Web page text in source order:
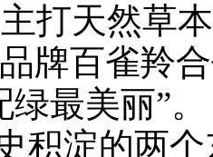
打天然草
牌百雀羚
最美丽”。
积淀的两